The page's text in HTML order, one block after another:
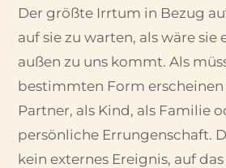
Der größte Irrtum in Bezug
auf sie zu warten, als wäre sie
außen zu uns kommt. Als
bestimmten Form erscheinen
Partner, als Kind, als Familie
persönliche Errungenschaft.
kein externes Ereignis, auf